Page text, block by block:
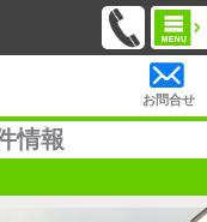
お問合せ
情報